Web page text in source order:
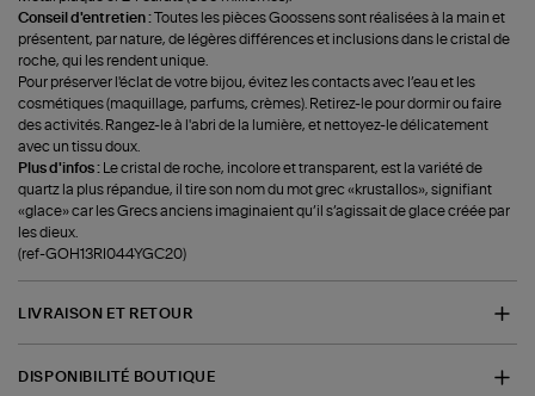
Conseil d'entretien :Toutes les pièces Goossens sont réalisées à la main et
présentent, par nature, de légères différences et inclusions dans le cristal de
roche, qui les rendent unique.
Pour préserver l'éclat de votre bijou, évitez les contacts avec l’eau et les
cosmétiques (maquillage, parfums, crèmes). Retirez-le pour dormir ou faire
des activités. Rangez-le à l'abri de la lumière, et nettoyez-le délicatement
avec un tissu doux.
Plus d'infos :
Le cristal de roche, incolore et transparent, est la variété de
quartz la plus répandue, il tire son nom du mot grec «krustallos», signifiant
«glace» car les Grecs anciens imaginaient qu’il s’agissait de glace créée par
les dieux.
(ref-GOH13RI044YGC20)
LIVRAISON ET RETOUR
DISPONIBILITÉ BOUTIQUE